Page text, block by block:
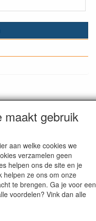
genoemde prijzen
, tenzij anders
maakt gebruik
aan welke cookies we
verzamelen geen
helpen ons de site en je
helpen ze ons om onze
te brengen. Ga je voor een
voordelen? Vink dan alle